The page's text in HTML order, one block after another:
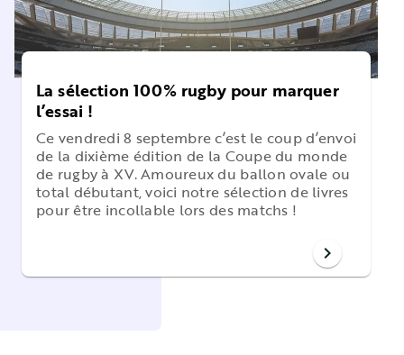
La sélection 100% rugby pour marquer
l’essai !
Ce vendredi 8 septembre c’est le coup d’envoi
de la dixième édition de la Coupe du monde
de rugby à XV. Amoureux du ballon ovale ou
total débutant, voici notre sélection de livres
pour être incollable lors des matchs !
chevron_right